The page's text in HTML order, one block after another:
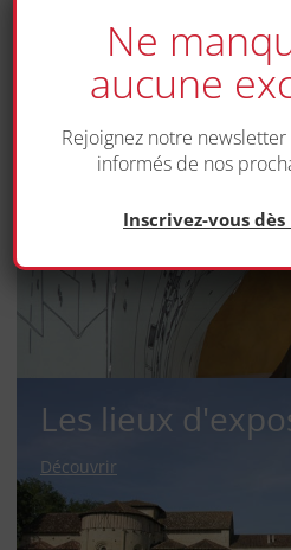
Découvrir
Les artistes
Les lieux
Découvrir
Ne
aucune
Rejoignez notre
informés de nos
Inscrivez-vous